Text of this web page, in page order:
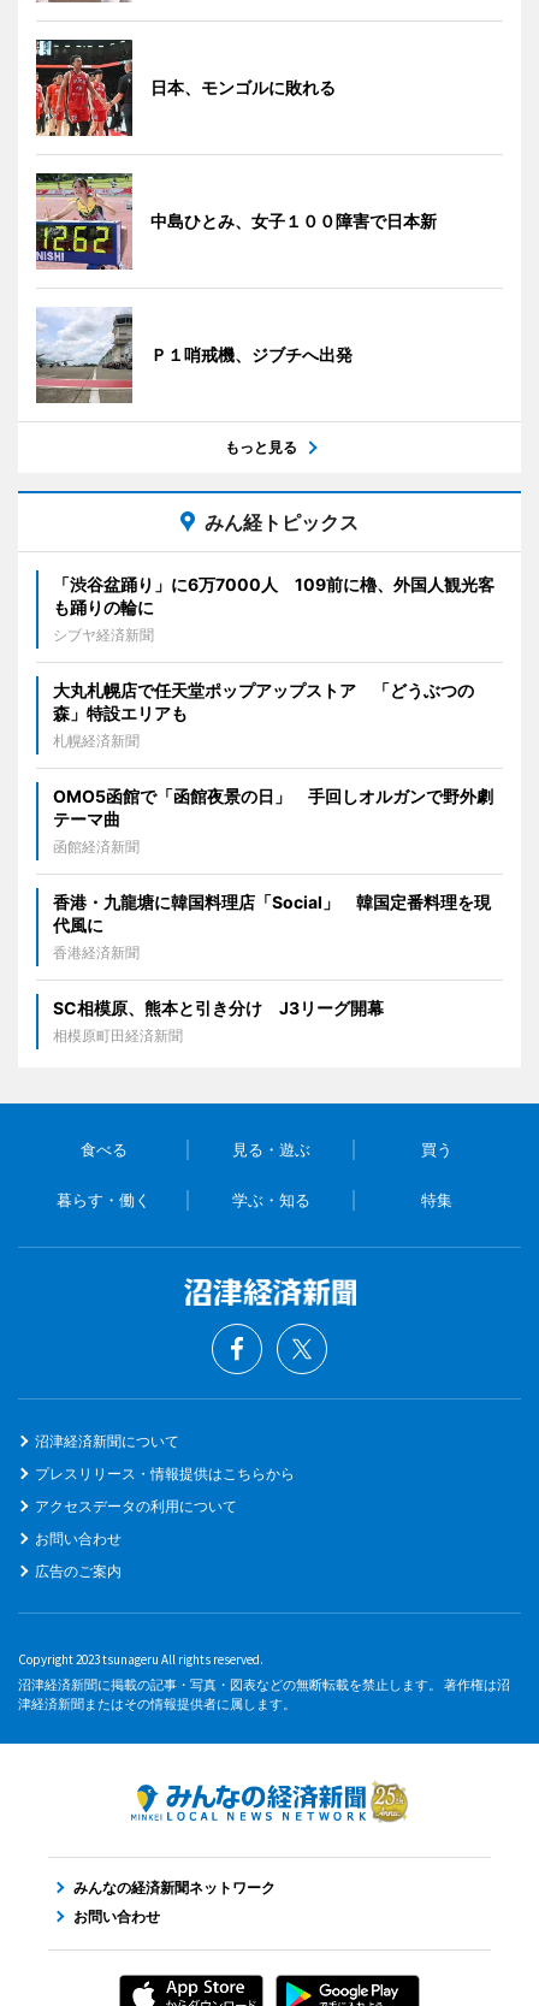
日本、モンゴルに敗れる
中島ひとみ、女子１００障害で日本新
Ｐ１哨戒機、ジブチへ出発
もっと見る
みん経トピックス
「渋谷盆踊り」に6万7000人 109前に櫓、外国人観光客
も踊りの輪に
シブヤ経済新聞
大丸札幌店で任天堂ポップアップストア 「どうぶつの
森」特設エリアも
札幌経済新聞
OMO5函館で「函館夜景の日」 手回しオルガンで野外劇
テーマ曲
函館経済新聞
香港・九龍塘に韓国料理店「Social」 韓国定番料理を現
代風に
香港経済新聞
SC相模原、熊本と引き分け J3リーグ開幕
相模原町田経済新聞
食べる 見る・遊ぶ 買う
暮らす・働く 学ぶ・知る 特集
沼津経済新聞について
プレスリリース・情報提供はこちらから
アクセスデータの利用について
お問い合わせ
広告のご案内
Copyright 2023 tsunageru All rights reserved.
沼津経済新聞に掲載の記事・写真・図表などの無断転載を禁止します。 著作権は沼
津経済新聞またはその情報提供者に属します。
みんなの経済新聞ネットワーク
お問い合わせ